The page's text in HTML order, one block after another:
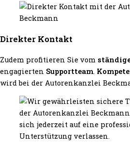
Direkter Kontakt
Zudem profitieren Sie vom
engagierten Supportteam.
wird bei der Autorenkanzlei